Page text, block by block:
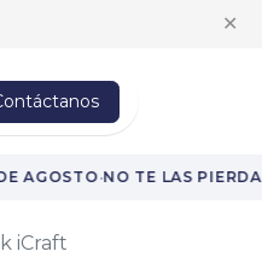
✕
AGOSTO·NO TE LAS PIERDAS·
iCraft